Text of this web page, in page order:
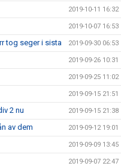
2019-10-11 16:32
2019-10-07 16:53
tog seger i sista 2019-09-30 06:53
2019-09-26 10:31
2019-09-25 11:02
2019-09-15 21:51
2 nu 2019-09-15 21:38
av dem 2019-09-12 19:01
2019-09-09 13:45
2019-09-07 22:47